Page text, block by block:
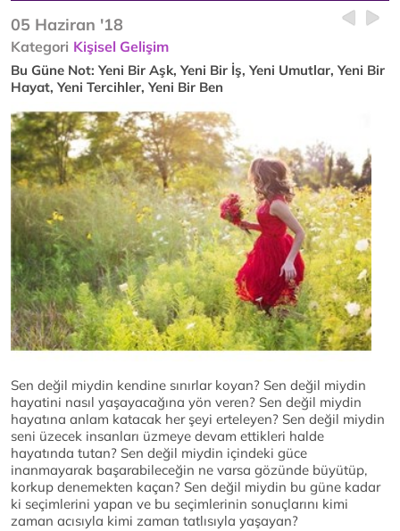
05 Haziran '18
Kategori Kişisel Gelişim
Bu Güne Not: Yeni Bir Aşk, Yeni Bir İş, Yeni Umutlar, Yeni Bir
Hayat, Yeni Tercihler, Yeni Bir Ben
Sen değil miydin kendine sınırlar koyan? Sen değil miydin
hayatini nasıl yaşayacağına yön veren? Sen değil miydin
hayatına anlam katacak her şeyi erteleyen? Sen değil miydin
seni üzecek insanları üzmeye devam ettikleri halde
hayatında tutan? Sen değil miydin içindeki güce
inanmayarak başarabileceğin ne varsa gözünde büyütüp,
korkup denemekten kaçan? Sen değil miydin bu güne kadar
ki seçimlerini yapan ve bu seçimlerinin sonuçlarını kimi
zaman acısıyla kimi zaman tatlısıyla yaşayan?